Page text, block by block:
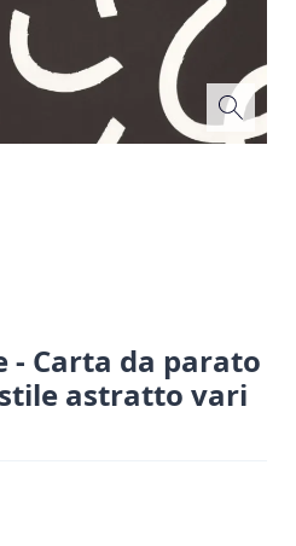
- Carta da parato
astratto vari